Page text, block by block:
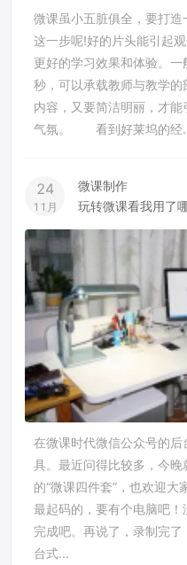
微课虽小五脏俱全，要打
这一步呢!好的片头能引起
更好的学习效果和体验。
秒，可以承载教师与教学
内容，又要简洁明丽，才
气氛。 看到好莱坞的经
24
11月
微课制作
玩转微课看我用了
在微课时代微信公众号的
具。最近问得比较多，今
的“微课四件套”，也欢迎大
最起码的，要有个电脑吧
完成吧。再说了，录制完了
台式...